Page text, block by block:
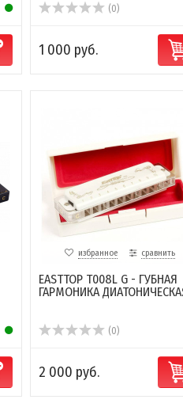
(0)
1 000 руб.
избранное сравнить
EASTTOP T008L G - ГУБНАЯ
ГАРМОНИКА
(0)
2 000 руб.